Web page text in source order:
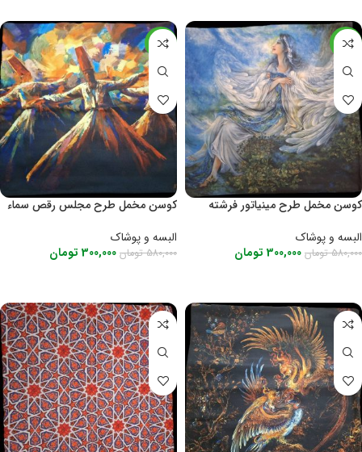
-48%
کوسن مخمل طرح مینیاتور فرشته
البسه و پوشاک
580,000 تومان 300,000 تومان
-48%
کوسن مخمل طرح مجلس رقص سماء
البسه و پوشاک
580,000 تومان 300,000 تومان